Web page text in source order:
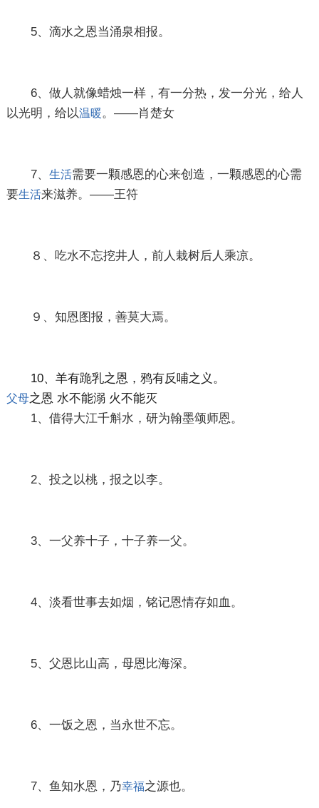
5、滴水之恩当涌泉相报。
6、做人就像蜡烛一样，有一分热，发一分光，给人
以光明，给以温暖。——肖楚女
7、 生活需要一颗感恩的心来创造，一颗感恩的心需
要生活来滋养。——王符
８、吃水不忘挖井人，前人栽树后人乘凉。
９、知恩图报，善莫大焉。
10、羊有跪乳之恩，鸦有反哺之义。
父母之恩 水不能溺 火不能灭
1、借得大江千斛水，研为翰墨颂师恩。
2、投之以桃，报之以李。
3、一父养十子，十子养一父。
4、淡看世事去如烟，铭记恩情存如血。
5、父恩比山高，母恩比海深。
6、一饭之恩，当永世不忘。
7、鱼知水恩，乃幸福之源也。